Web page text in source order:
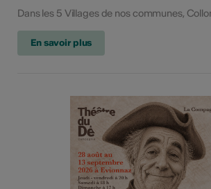
Dans les 5 Villages de nos communes,
En savoir plus